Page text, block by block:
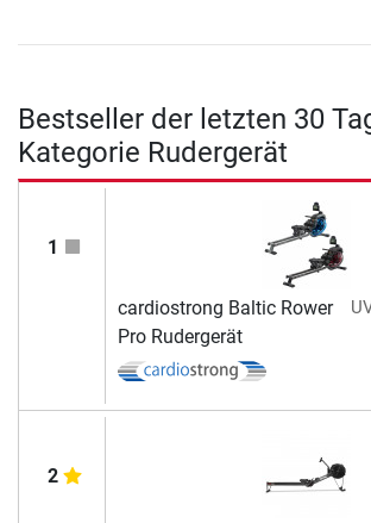
Bestseller der letzten 30
Kategorie Rudergerät
1
cardiostrong Baltic Rower
Pro Rudergerät
2